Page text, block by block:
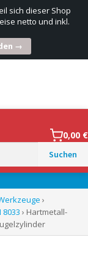
sich dieser Shop
netto und inkl.
→
0,00 €
›
› Hartmetall-